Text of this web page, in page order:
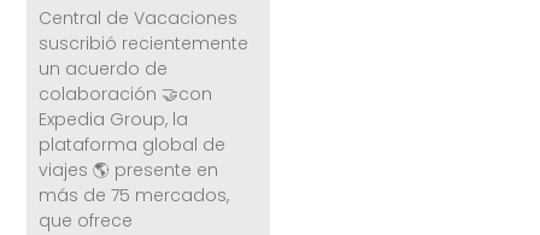
Central de Vacaciones
suscribió recientemente
un acuerdo de
colaboración 🤝con
Expedia Group, la
plataforma global de
viajes 🌎 presente en
más de 75 mercados,
que ofrece